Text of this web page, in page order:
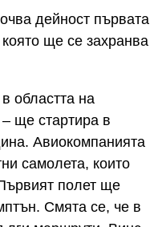
дейност първата
ще се захранва
областта на
ще стартира в
Авиокомпанията
самолета, които
полет ще
Смята се, че в